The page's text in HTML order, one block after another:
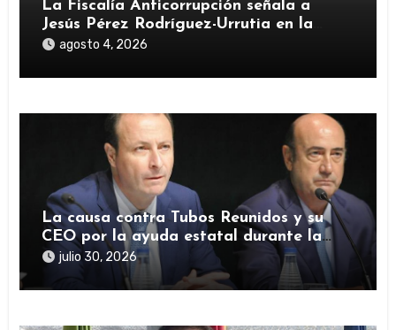
La Fiscalía Anticorrupción señala a
Jesús Pérez Rodríguez-Urrutia en la
investigación del rescate de Tubos
agosto 4, 2026
La causa contra Tubos Reunidos y su
CEO por la ayuda estatal durante la
pandemia sigue abierta
julio 30, 2026